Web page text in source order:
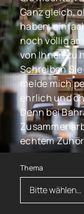
Ganz gleich,
haben,
noch völlig
von Ihnen zu
Schreiben
melde mich
ehrlich und
Denn bei
echtem
Thema